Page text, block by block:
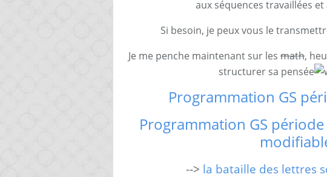
aux séquences travaillées
Si besoin, je peux vous le
Je me penche maintenant sur les math,
structurer sa pensée
Programmation GS
Programmation GS
--> la bataille des lettres